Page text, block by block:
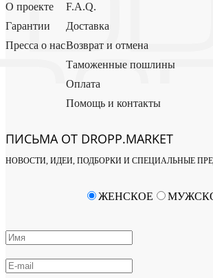
О проекте
Гарантии
Пресса о нас
F.A.Q.
Доставка
Возврат и отмена
Таможенные пошлины
Оплата
Помощь и контакты
ПИСЬМА ОТ DROPP.MARKET
НОВОСТИ, ИДЕИ, ПОДБОРКИ И СПЕЦИАЛЬНЫЕ
ЖЕНСКОЕ